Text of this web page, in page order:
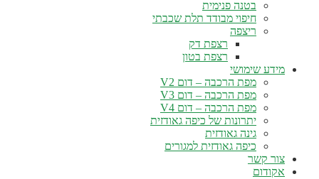
בטנה פנימית
חיפוי מבודד תלת שכבתי
ריצפה
רצפת דק
רצפת בטון
מידע שימושי
מפת הרכבה – דום V2
מפת הרכבה – דום V3
מפת הרכבה – דום V4
יתרונות של כיפה גאודזית
גינה גאודזית
כיפה גאודזית למגורים
צור קשר
אקודום